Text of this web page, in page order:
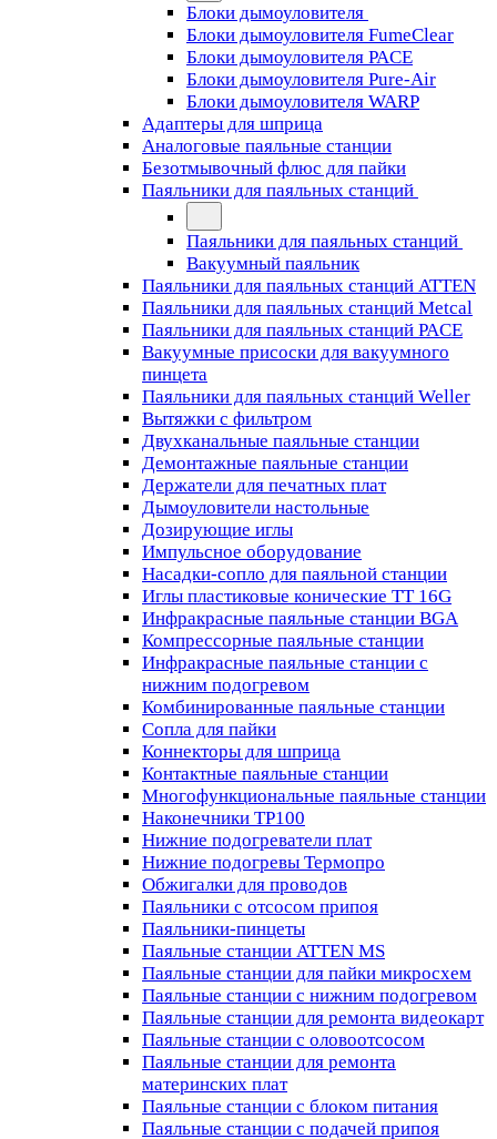
Блоки дымоуловителя
Блоки дымоуловителя FumeClear
Блоки дымоуловителя PACE
Блоки дымоуловителя Pure-Air
Блоки дымоуловителя WARP
Адаптеры для шприца
Аналоговые паяльные станции
Безотмывочный флюс для пайки
Паяльники для паяльных станций
Паяльники для паяльных станций
Вакуумный паяльник
Паяльники для паяльных станций ATTEN
Паяльники для паяльных станций Metcal
Паяльники для паяльных станций PACE
Вакуумные присоски для вакуумного
пинцета
Паяльники для паяльных станций Weller
Вытяжки с фильтром
Двухканальные паяльные станции
Демонтажные паяльные станции
Держатели для печатных плат
Дымоуловители настольные
Дозирующие иглы
Импульсное оборудование
Насадки-сопло для паяльной станции
Иглы пластиковые конические TT 16G
Инфракрасные паяльные станции BGA
Компрессорные паяльные станции
Инфракрасные паяльные станции с
нижним подогревом
Комбинированные паяльные станции
Сопла для пайки
Коннекторы для шприца
Контактные паяльные станции
Многофункциональные паяльные станции
Наконечники TP100
Нижние подогреватели плат
Нижние подогревы Термопро
Обжигалки для проводов
Паяльники с отсосом припоя
Паяльники-пинцеты
Паяльные станции ATTEN MS
Паяльные станции для пайки микросхем
Паяльные станции с нижним подогревом
Паяльные станции для ремонта видеокарт
Паяльные станции с оловоотсосом
Паяльные станции для ремонта
материнских плат
Паяльные станции с блоком питания
Паяльные станции с подачей припоя